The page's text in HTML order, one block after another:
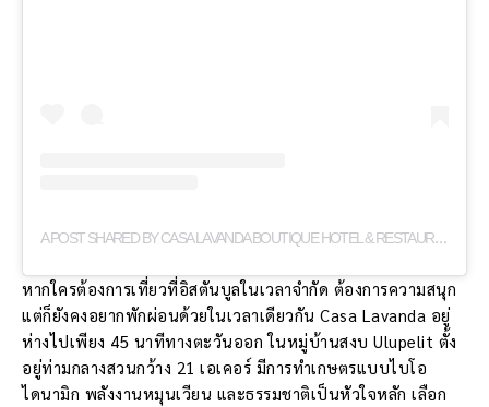
A
POST SHARED BY CASA LAVANDA BOUTIQUE HOTEL & RESTAURANT (@CASALAVANDA)
หากใครต้องการเที่ยวที่อิสตันบูลในเวลาจำกัด ต้องการความสนุก
แต่ก็ยังคงอยากพักผ่อนด้วยในเวลาเดียวกัน Casa Lavanda อยู่
ห่างไปเพียง 45 นาทีทางตะวันออก ในหมู่บ้านสงบ Ulupelit ตั้ง
อยู่ท่ามกลางสวนกว้าง 21 เอเคอร์ มีการทำเกษตรแบบไบโอ
ไดนามิก พลังงานหมุนเวียน และธรรมชาติเป็นหัวใจหลัก เลือก